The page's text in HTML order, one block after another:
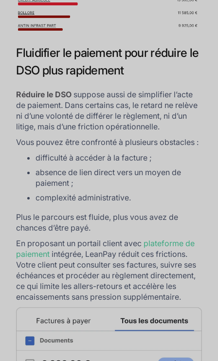
Fluidifier le paiement pour réduire le
DSO plus rapidement
Réduire le DSO suppose aussi de simplifier l’acte
de paiement. Dans certains cas, le retard ne relève
ni d’une volonté de différer le règlement, ni d’un
litige, mais d’une friction opérationnelle.
Vous pouvez être confronté à plusieurs obstacles :
difficulté à accéder à la facture ;
absence de lien direct vers un moyen de
paiement ;
complexité administrative.
Plus le parcours est fluide, plus vous avez de
chances d’être payé.
En proposant un portail client avec plateforme de
paiement intégrée, LeanPay réduit ces frictions.
Votre client peut consulter ses factures, suivre ses
échéances et procéder au règlement directement,
ce qui limite les allers-retours et accélère les
encaissements sans pression supplémentaire.